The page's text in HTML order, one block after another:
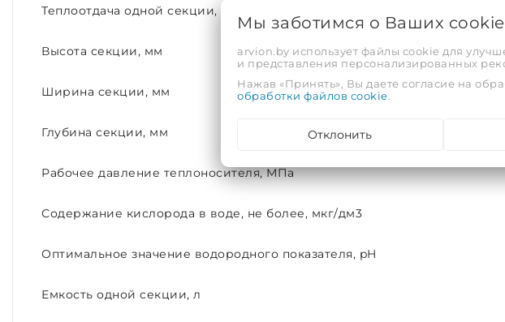
Теплоотдача одной секции, Вт.
Высота секции, мм
Ширина секции, мм
Глубина секции, мм
Рабочее давление теплоносителя, МПа
Содержание кислорода в воде, не более, мкг/дм3
Оптимальное значение водородного показателя, pH
Емкость одной секции, л
Мы заботимся о Ваших cookie
arvion.by использует файлы cookie для
и представления персонализированных
Нажав «Принять», Вы даете согласие на
обработки файлов cookie.
Отклонить